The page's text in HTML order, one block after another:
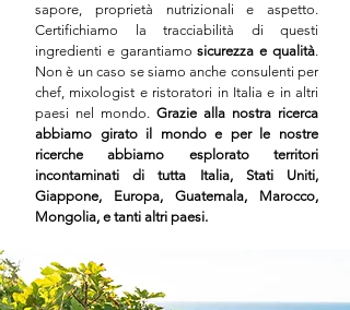
sapore, proprietà nutrizionali e aspetto.
Certifichiamo la tracciabilità di questi
ingredienti e garantiamosicurezza e qualità.
Non è un caso se siamo anche consulenti per
chef, mixologist e ristoratori in Italia e in altri
paesi nel mondo. Grazie alla nostra ricerca
abbiamo girato il mondo e per le nostre
ricerche abbiamo esplorato territori
incontaminati di tutta Italia, Stati Uniti,
Giappone, Europa, Guatemala, Marocco,
Mongolia, e tanti altri paesi.